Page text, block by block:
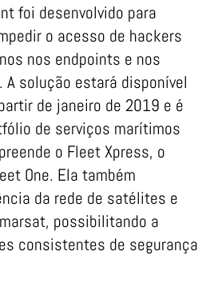
foi desenvolvido para
o acesso de hackers
nos endpoints e nos
solução estará disponível
de janeiro de 2019 e é
de serviços marítimos
o Fleet Xpress, o
One. Ela também
da rede de satélites e
possibilitando a
consistentes de segurança